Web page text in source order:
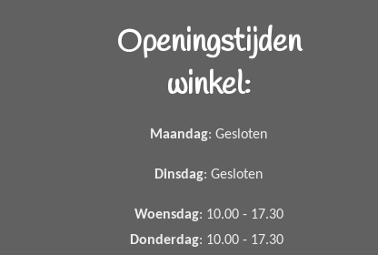
Openingstijden
winkel:
Maandag: Gesloten
Dinsdag: Gesloten
Woensdag: 10.00 - 17.30
Donderdag: 10.00 - 17.30